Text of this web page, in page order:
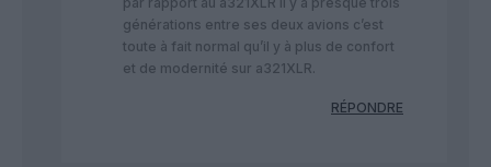
générations entre ses deux avions c’est
toute à fait normal qu’il y à plus de confort
et de modernité sur a321XLR.
RÉPONDRE